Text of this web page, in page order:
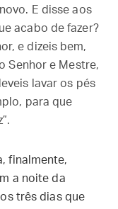
E disse aos
acabo de fazer?
e dizeis bem,
Senhor e Mestre,
lavar os pés
para que
finalmente,
a noite da
três dias que